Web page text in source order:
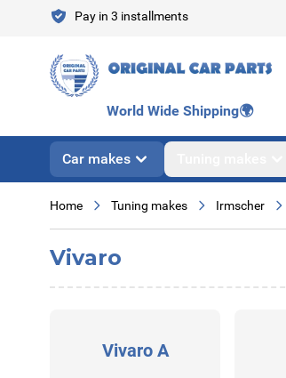
Skip to ContentPay in 3 installments
World Wide Shipping🌍
Car makes
Home Tuning makes Irmscher
Vivaro
Vivaro A